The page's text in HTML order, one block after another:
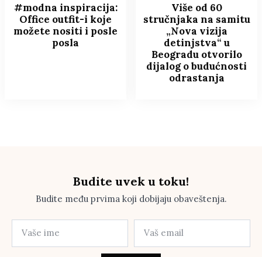
#modna inspiracija:
Office outfit-i koje
možete nositi i posle
posla
Više od 60
stručnjaka na samitu
„Nova vizija
detinjstva“ u
Beogradu otvorilo
dijalog o budućnosti
odrastanja
Budite uvek u toku!
Budite među prvima koji dobijaju obaveštenja.